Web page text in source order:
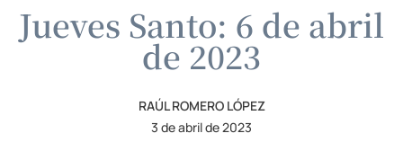
Jueves Santo: 6 de abril
de 2023
RAÚL ROMERO LÓPEZ
3 de abril de 2023